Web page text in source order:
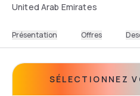
United Arab Emirates
Présentation Offres
SÉLECTIONNEZ